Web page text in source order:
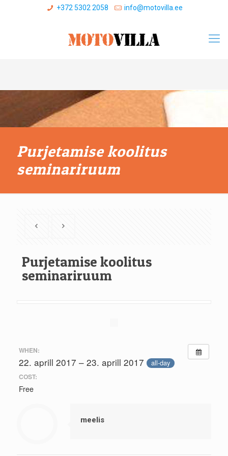
+372 5302 2058 info@motovilla.ee
Purjetamise koolitus
seminariruum
Purjetamise koolitus
seminariruum
WHEN:
22. aprill 2017 – 23. aprill 2017 all-day
COST:
Free
meelis